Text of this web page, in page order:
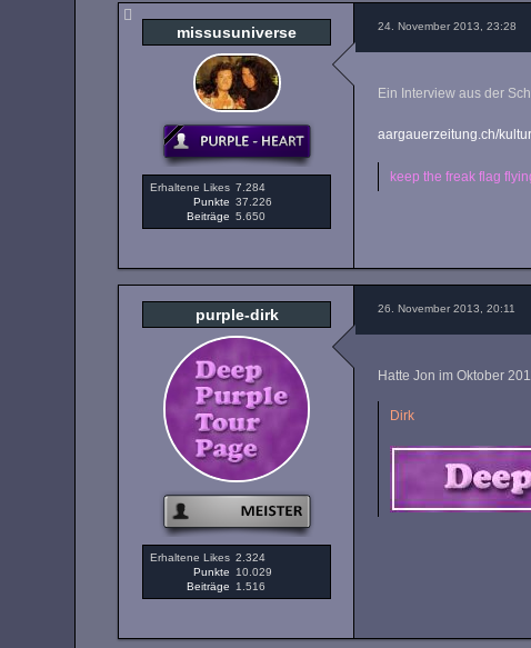
missusuniverse
Erhaltene Likes 7.284
Punkte 37.226
Beiträge 5.650
24. November 2013, 23:28
Ein Interview aus der
aargauerzeitung.ch/
keep the freak flag
purple-dirk
Erhaltene Likes 2.324
Punkte
10.029
Beiträge
1.516
26. November 2013, 20:11
Hatte Jon im Oktober
Dirk